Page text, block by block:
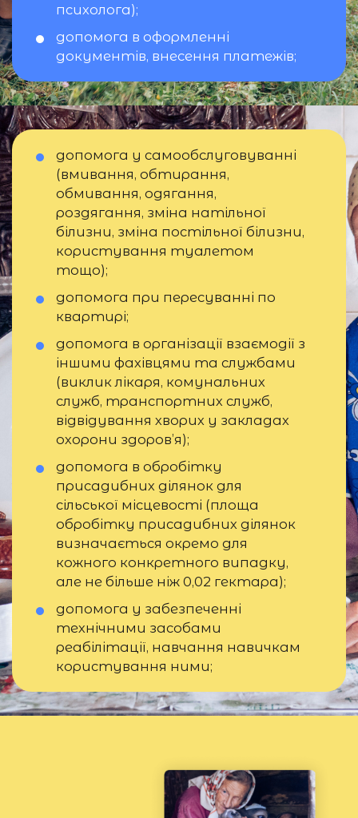
психолога);
допомога в оформленні
документів, внесення платежів;
допомога у самообслуговуванні
(вмивання, обтирання,
обмивання, одягання,
роздягання, зміна натільної
білизни, зміна постільної білизни,
користування туалетом
тощо);
допомога при пересуванні по
квартирі;
допомога в організації взаємодії з
іншими фахівцями та службами
(виклик лікаря, комунальних
служб, транспортних служб,
відвідування хворих у закладах
охорони здоров’я);
допомога в обробітку
присадибних ділянок для
сільської місцевості (площа
обробітку присадибних ділянок
визначається окремо для
кожного конкретного випадку,
але не більше ніж 0,02 гектара);
допомога у забезпеченні
технічними засобами
реабілітації, навчання навичкам
користування ними;